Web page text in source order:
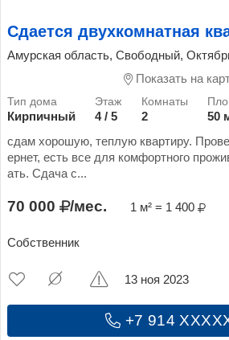
Сдается двухкомнатная
Амурская область, Свободный,
Показать на
Кирпичный 4 / 5 2
50
сдам хорошую, теплую квартиру.
ернет, есть все для комфортного
ать. Сдача с...
70 000 /мес. 1 м² = 1 400
Собственник
+7 914
13 ноя 2023